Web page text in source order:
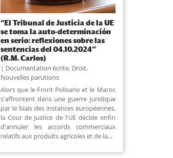
“El Tribunal de Justicia de la UE
se toma la auto-determinación
en serio: reflexiones sobre las
sentencias del 04.10.2024”
(R.M. Carlos)
Documentation écrite, Droit,
Nouvelles parutions
Alors que le Front Polisario et le Maroc
s'affrontent dans une guerre juridique
par le biais des instances européennes,
la Cour de Justice de l'UE décide enfin
d'annuler les accords commerciaux
relatifs aux produits agricoles et de la...